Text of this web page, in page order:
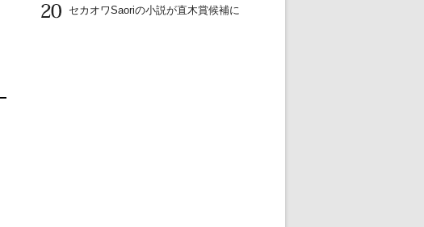
20
セカオワSaoriの小説が直木賞候補に